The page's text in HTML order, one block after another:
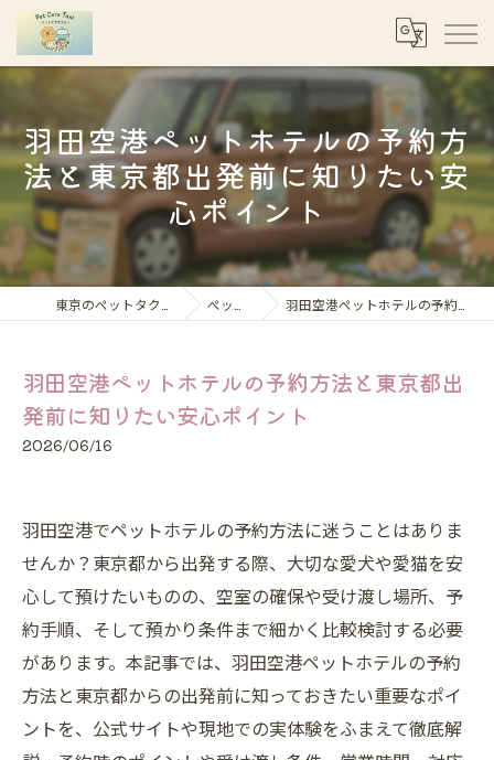
羽田空港ペットホテルの予約方
法と東京都出発前に知りたい安
心ポイント
ペット移動コラム 羽田空港ペットホテルの予約方法と東京都出発前に知りたい安心ポイント
羽田空港ペットホテルの予約方法と東京都出
発前に知りたい安心ポイント
2026/06/16
羽田空港でペットホテルの予約方法に迷うことはありま
せんか？東京都から出発する際、大切な愛犬や愛猫を安
心して預けたいものの、空室の確保や受け渡し場所、予
約手順、そして預かり条件まで細かく比較検討する必要
があります。本記事では、羽田空港ペットホテルの予約
方法と東京都からの出発前に知っておきたい重要なポイ
ントを、公式サイトや現地での実体験をふまえて徹底解